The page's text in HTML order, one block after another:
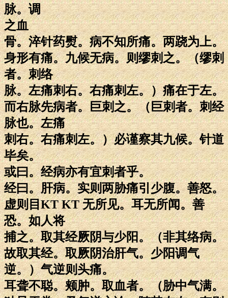
脉。调
之血
骨。淬针药熨。病不知所痛。两跷为上。
身形有痛。九候无病。则缪刺之。（缪刺
者。刺络
脉。左痛刺右。右痛刺左。）痛在于左。
而右脉先病者。巨刺之。（巨刺者。刺经
脉也。左痛
刺右。右痛刺左。）必谨察其九候。针道
毕矣。
或曰。经病亦有宜刺者乎。
经曰。肝病。实则两胁痛引少腹。善怒。
虚则目KT KT 无所见。耳无所闻。善
恐。如人将
捕之。取其经厥阴与少阳。（非其络病。
故取其经。取厥阴治肝气。少阳调气
逆。）气逆则头痛。
耳聋不聪。颊肿。取血者。（胁中气满。